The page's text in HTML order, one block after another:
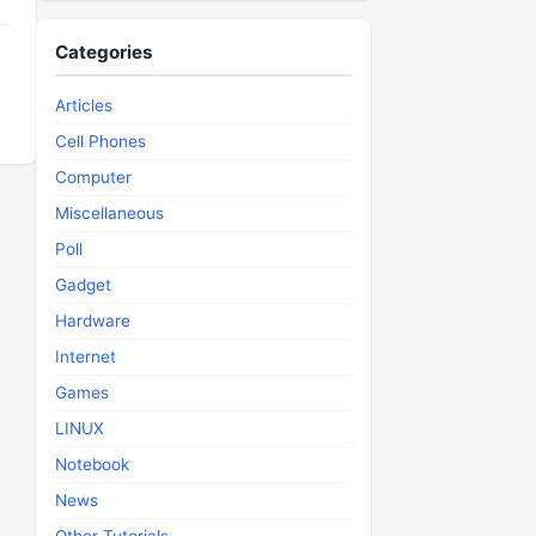
Categories
Articles
Cell Phones
Computer
Miscellaneous
Poll
Gadget
Hardware
Internet
Games
LINUX
Notebook
News